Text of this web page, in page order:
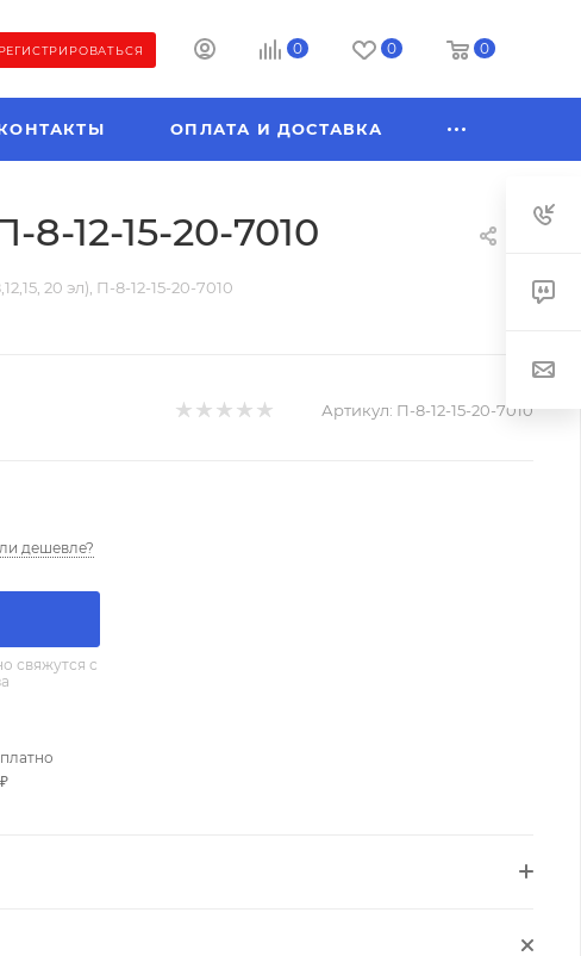
0 0 0
ОПЛАТА И ДОСТАВКА
12-15-20-7010
20 эл), П-8-12-15-20-7010
Артикул: П-8-12-15-20-7010
дешевле?
свяжутся с